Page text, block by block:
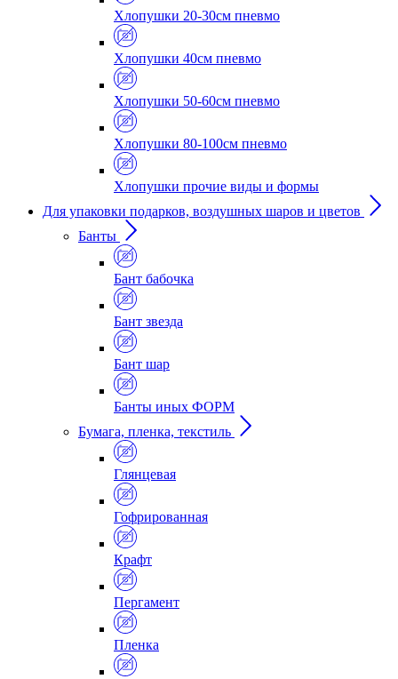
Хлопушки 20-30см пневмо
Хлопушки 40см пневмо
Хлопушки 50-60см пневмо
Хлопушки 80-100см пневмо
Хлопушки прочие виды и формы
Для упаковки подарков, воздушных шаров и цветов
Банты
Бант бабочка
Бант звезда
Бант шар
Банты иных ФОРМ
Бумага, пленка, текстиль
Глянцевая
Гофрированная
Крафт
Пергамент
Пленка